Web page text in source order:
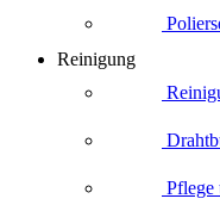
Reinigung
Pflege